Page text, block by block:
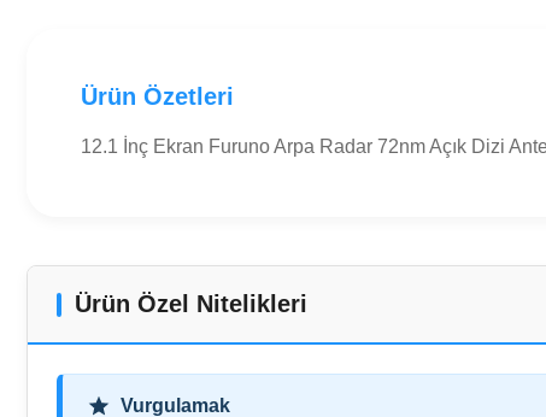
Ürün Özetleri
12.1 İnç Ekran Furuno Arpa Radar 72nm Açık Dizi
Ürün Özel Nitelikleri
Vurgulamak